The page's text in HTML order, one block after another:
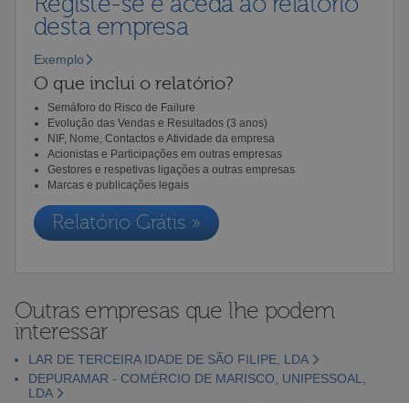
desta empresa
Exemplo
O que inclui o relatório?
Semáforo do Risco de Failure
Evolução das Vendas e Resultados (3 anos)
NIF, Nome, Contactos e Atividade da empresa
Acionistas e Participações em outras empresas
Gestores e respetivas ligações a outras empresas
Marcas e publicações legais
Relatório Grátis »
Outras empresas que lhe podem
interessar
LAR DE TERCEIRA IDADE DE SÃO FILIPE, LDA
DEPURAMAR - COMÉRCIO DE MARISCO, UNIPESSOAL,
LDA